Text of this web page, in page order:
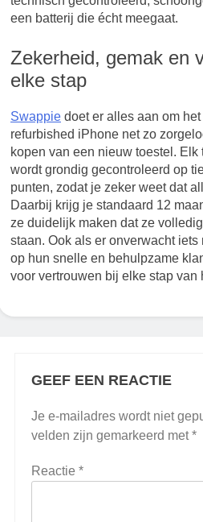
een batterij die écht meegaat.
Zekerheid, gemak en
elke stap
Swappie doet er alles aan om
refurbished iPhone net zo
kopen van een nieuw toestel.
wordt grondig gecontroleerd op
punten, zodat je zeker weet dat
Daarbij krijg je standaard 12
ze duidelijk maken dat ze
staan. Ook als er onverwacht
op hun snelle en behulpzame
voor vertrouwen bij elke stap van
GEEF EEN REACTIE
Je e-mailadres wordt niet
velden zijn gemarkeerd met*
Reactie *